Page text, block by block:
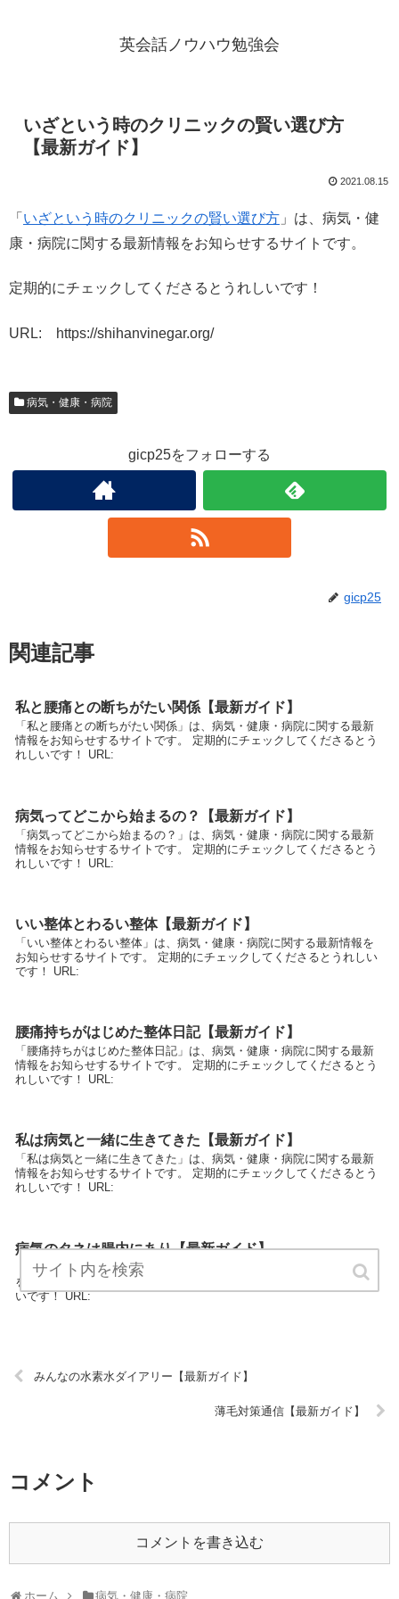
英会話ノウハウ勉強会
いざという時のクリニックの賢い選び方
【最新ガイド】
2021.08.15
「 いざという時のクリニックの賢い選び方 」は、病気・健
康・病院に関する最新情報をお知らせするサイトです。
定期的にチェックしてくださるとうれしいです！
URL: https://shihanvinegar.org/
病気・健康・病院
gicp25をフォローする
gicp25
関連記事
私と腰痛との断ちがたい関係【最新ガイド】
「私と腰痛との断ちがたい関係」は、病気・健康・病院に関する最新
情報をお知らせするサイトです。 定期的にチェックしてくださるとう
れしいです！ URL:
病気ってどこから始まるの？【最新ガイド】
「病気ってどこから始まるの？」は、病気・健康・病院に関する最新
情報をお知らせするサイトです。 定期的にチェックしてくださるとう
れしいです！ URL:
いい整体とわるい整体【最新ガイド】
「いい整体とわるい整体」は、病気・健康・病院に関する最新情報を
お知らせするサイトです。 定期的にチェックしてくださるとうれしい
です！ URL:
腰痛持ちがはじめた整体日記【最新ガイド】
「腰痛持ちがはじめた整体日記」は、病気・健康・病院に関する最新
情報をお知らせするサイトです。 定期的にチェックしてくださるとう
れしいです！ URL:
私は病気と一緒に生きてきた【最新ガイド】
「私は病気と一緒に生きてきた」は、病気・健康・病院に関する最新
情報をお知らせするサイトです。 定期的にチェックしてくださるとう
れしいです！ URL:
病気のタネは腸内にあり【最新ガイド】
「病気のタネは腸内にあり」は、病気・健康・病院に関する最新情報
をお知らせするサイトです。 定期的にチェックしてくださるとうれし
いです！ URL:
みんなの水素水ダイアリー【最新ガイド】
薄毛対策通信【最新ガイド】
コメント
コメントを書き込む
ホーム 病気・健康・病院